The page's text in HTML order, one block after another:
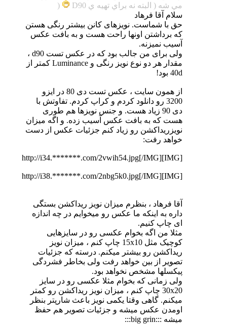
مي شه ( البته نه براي تهيه ي D90
(
سلام آقا فرهاد
حق با شماست. نویزهای کانن بیشتر رنگی هستن
که برداشتن اونها راحت هست و به بافت عکس
آسیب نمیزنه.
ولی برای من جالب بود که در عکس تست d90 ،
مقدار هر دو نوع نویز رنگی و Luminance کمتر از
40d بود!
از همون سایت ، عکس تست دی 80 در ایزو
3200 رو دانلود کردم و کراپ کردم. تفاوتش با
دی 90 زیاد هست. و جنس نویزها هم طوری
هست که به بافت عکس آسیب زده. و اگه میزان
نویزریداکشن رو زیاد کنم جزئیات عکس از دست
خواهد رفت:
[IMG]http://i34.*******.com/2vwih54.jpg[/IMG]
[IMG]http://i38.*******.com/2nbg5k0.jpg[/IMG]
آقا فرهاد ، بنظرم میزان نویز ریداکشن بستگی
داره به اینکه ما عکس رو میخوایم در چه اندازه
ای چاپ کنیم.
مثلا من اگه بخوام عکسی رو در سایزهایی
کوچیک مثل 15x10 چاپ کنم ، میزان نویز
ریداکشن رو بیشتر میکنم. درسته که جزئیات
تصویر از بین خواهد رفت ولی بخاطر فشردگی
پیکسلها مشخص نخواهد بود.
ولی زمانی که بخوام مثلا عکسی رو در سایز
30x20 چاپ کنم ، میزان نویز ریداکشن رو کمتر
میکنم. گاهی وقتا یکمی نویز باعث شارپتر بنظر
اومدن عکس میشه و جزئیات تصویر هم حفظ
میشه :::big grin:::